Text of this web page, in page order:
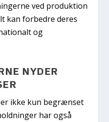
ved produktion
kan forbedre deres
og
NYDER
ikke kun begrænset
har også